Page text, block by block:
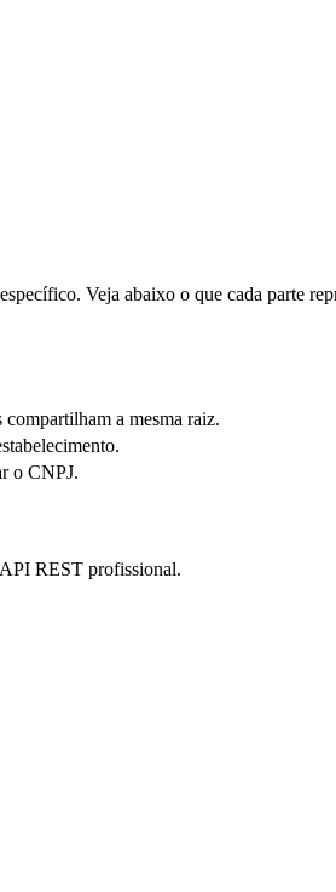
Veja abaixo o que cada parte
a mesma raiz.
o CNPJ.
API REST profissional.